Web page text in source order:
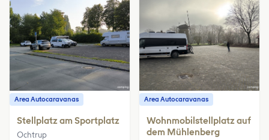
Area Autocaravanas
Stellplatz am Sportplatz
Ochtrup
Area Autocaravanas
Wohnmobilstellplatz auf
dem Mühlenberg